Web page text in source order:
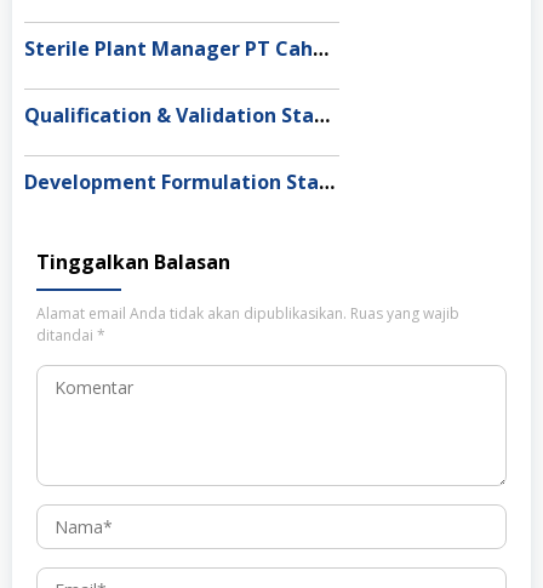
Sterile Plant Manager PT Cahaya Mandiri Farma, Bogor
Qualification & Validation Staff PT Pharos Indonesia, Tangerang
Development Formulation Staff PT Rohto Laboratories Indonesia, Bandung Barat
Tinggalkan Balasan
Alamat email Anda tidak akan dipublikasikan. Ruas yang wajib
ditandai *